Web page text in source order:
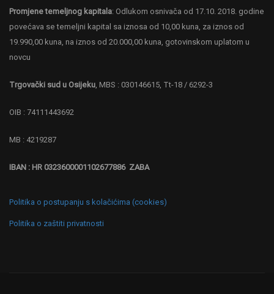
Promjene temeljnog kapitala: Odlukom osnivača od 17.10. 2018. godine
povećava se temeljni kapital sa iznosa od 10,00 kuna, za iznos od
19.990,00 kuna, na iznos od 20.000,00 kuna, gotovinskom uplatom u
novcu
Trgovački sud u Osijeku, MBS : 030146615, Tt-18 / 6292-3
OIB : 74111443692
MB : 4219287
IBAN : HR 0323600001102677886 ZABA
Politika o postupanju s kolačićima (cookies)
Politika o zaštiti privatnosti